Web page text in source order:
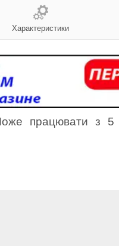
Характеристики
працювати з